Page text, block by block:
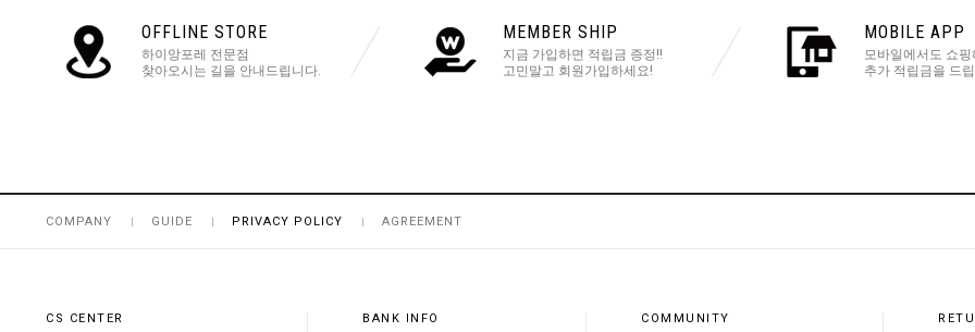
OFFLINE STORE
하이앙포레 전문점
찾아오시는 길을 안내드립니다.
MEMBER SHIP
지금 가입하면 적립금 증정!!
고민말고 회원가입하세요!
MOBILE APP
모바일에서도 쇼핑
추가 적립금을 드
COMPANY GUIDE PRIVACY POLICY AGREEMENT
CS CENTER BANK INFO COMMUNITY